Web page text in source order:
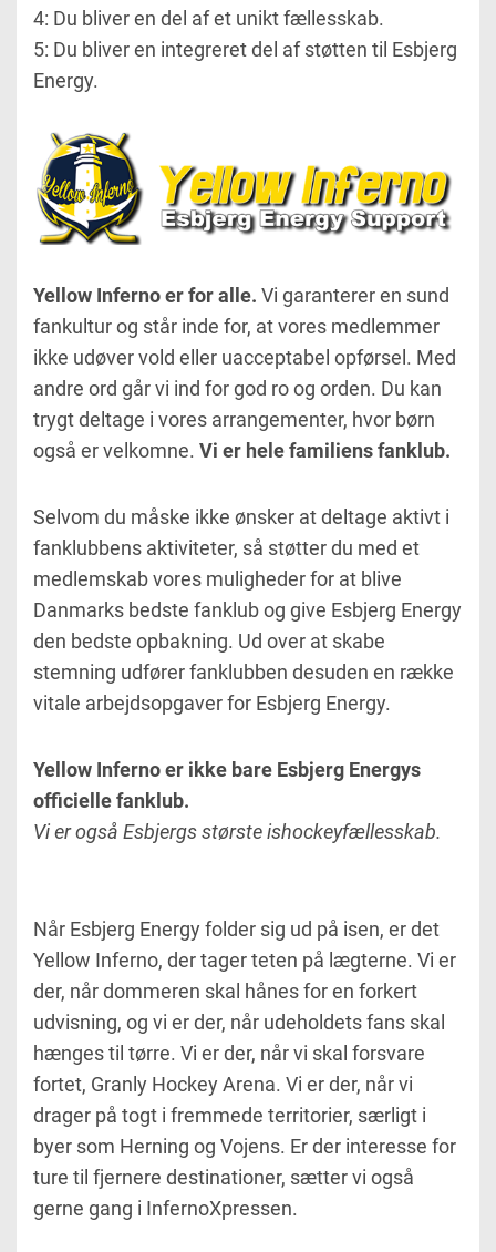
4: Du bliver en del af et unikt fællesskab.
5: Du bliver en integreret del af støtten til Esbjerg
Energy.
Yellow Inferno er for alle. Vi garanterer en sund
fankultur og står inde for, at vores medlemmer
ikke udøver vold eller uacceptabel opførsel. Med
andre ord går vi ind for god ro og orden. Du kan
trygt deltage i vores arrangementer, hvor børn
også er velkomne. Vi er hele familiens fanklub.
Selvom du måske ikke ønsker at deltage aktivt i
fanklubbens aktiviteter, så støtter du med et
medlemskab vores muligheder for at blive
Danmarks bedste fanklub og give Esbjerg Energy
den bedste opbakning. Ud over at skabe
stemning udfører fanklubben desuden en række
vitale arbejdsopgaver for Esbjerg Energy.
Yellow Inferno er ikke bare Esbjerg Energys
officielle fanklub.
Vi er også Esbjergs største ishockeyfællesskab.
Når Esbjerg Energy folder sig ud på isen, er det
Yellow Inferno, der tager teten på lægterne. Vi er
der, når dommeren skal hånes for en forkert
udvisning, og vi er der, når udeholdets fans skal
hænges til tørre. Vi er der, når vi skal forsvare
fortet, Granly Hockey Arena. Vi er der, når vi
drager på togt i fremmede territorier, særligt i
byer som Herning og Vojens. Er der interesse for
ture til fjernere destinationer, sætter vi også
gerne gang i InfernoXpressen.